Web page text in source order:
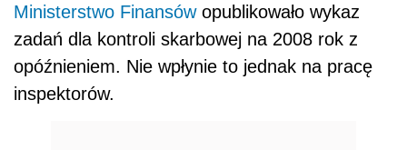
Ministerstwo Finansówopublikowało wykaz
zadań dla kontroli skarbowej na 2008 rok z
opóźnieniem. Nie wpłynie to jednak na pracę
inspektorów.